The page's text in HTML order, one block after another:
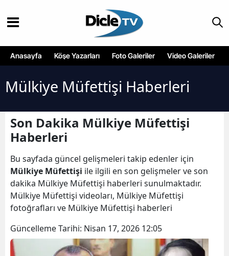
Anasayfa Köşe Yazarları Foto Galeriler Video Galeriler
Mülkiye Müfettişi Haberleri
Son Dakika Mülkiye Müfettişi
Haberleri
Bu sayfada güncel gelişmeleri takip edenler için
Mülkiye Müfettişi ile ilgili en son gelişmeler ve son
dakika Mülkiye Müfettişi haberleri sunulmaktadır.
Mülkiye Müfettişi videoları, Mülkiye Müfettişi
fotoğrafları ve Mülkiye Müfettişi haberleri
Güncelleme Tarihi: Nisan 17, 2026 12:05